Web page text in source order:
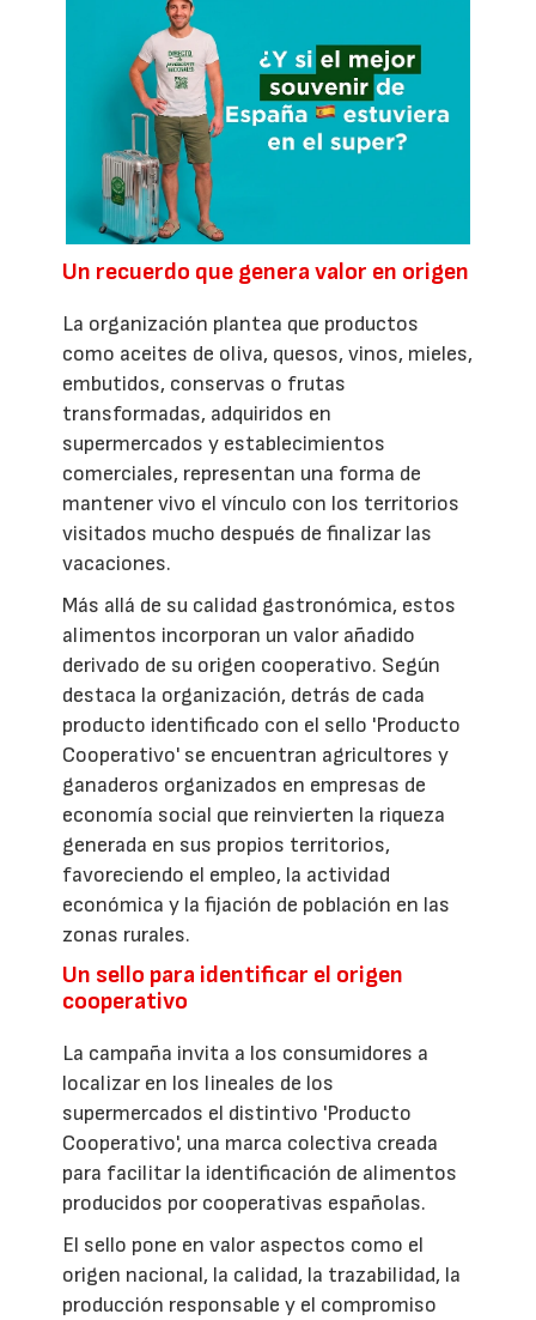
Un recuerdo que genera valor en origen
La organización plantea que productos
como aceites de oliva, quesos, vinos, mieles,
embutidos, conservas o frutas
transformadas, adquiridos en
supermercados y establecimientos
comerciales, representan una forma de
mantener vivo el vínculo con los territorios
visitados mucho después de finalizar las
vacaciones.
Más allá de su calidad gastronómica, estos
alimentos incorporan un valor añadido
derivado de su origen cooperativo. Según
destaca la organización, detrás de cada
producto identificado con el sello 'Producto
Cooperativo' se encuentran agricultores y
ganaderos organizados en empresas de
economía social que reinvierten la riqueza
generada en sus propios territorios,
favoreciendo el empleo, la actividad
económica y la fijación de población en las
zonas rurales.
Un sello para identificar el origen
cooperativo
La campaña invita a los consumidores a
localizar en los lineales de los
supermercados el distintivo 'Producto
Cooperativo', una marca colectiva creada
para facilitar la identificación de alimentos
producidos por cooperativas españolas.
El sello pone en valor aspectos como el
origen nacional, la calidad, la trazabilidad, la
producción responsable y el compromiso